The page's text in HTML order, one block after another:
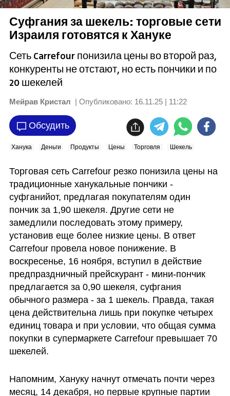
Суфгания за шекель: торговые сети
Израиля готовятся к Хануке
Сеть Carrefour понизила цены во второй раз,
конкуренты не отстают, но есть пончики и по
20 шекелей
Мейрав Кристал | Опубликовано: 16.11.25 | 11:22
Обсудить
Ханука Деньги Продукты Цены Торговля Шекель
Торговая сеть Carrefour резко понизила цены на
традиционные ханукальные пончики -
суфганийот, предлагая покупателям один
пончик за 1,90 шекеля. Другие сети не
замедлили последовать этому примеру,
установив еще более низкие цены. В ответ
Carrefour провела новое понижение. В
воскресенье, 16 ноября, вступил в действие
предпраздничный прейскурант - мини-пончик
предлагается за 0,90 шекеля, суфгания
обычного размера - за 1 шекель. Правда, такая
цена действительна лишь при покупке четырех
единиц товара и при условии, что общая сумма
покупки в супермаркете Carrefour превышает 70
шекелей.
Напомним, Хануку начнут отмечать почти через
месяц, 14 декабря, но первые крупные партии